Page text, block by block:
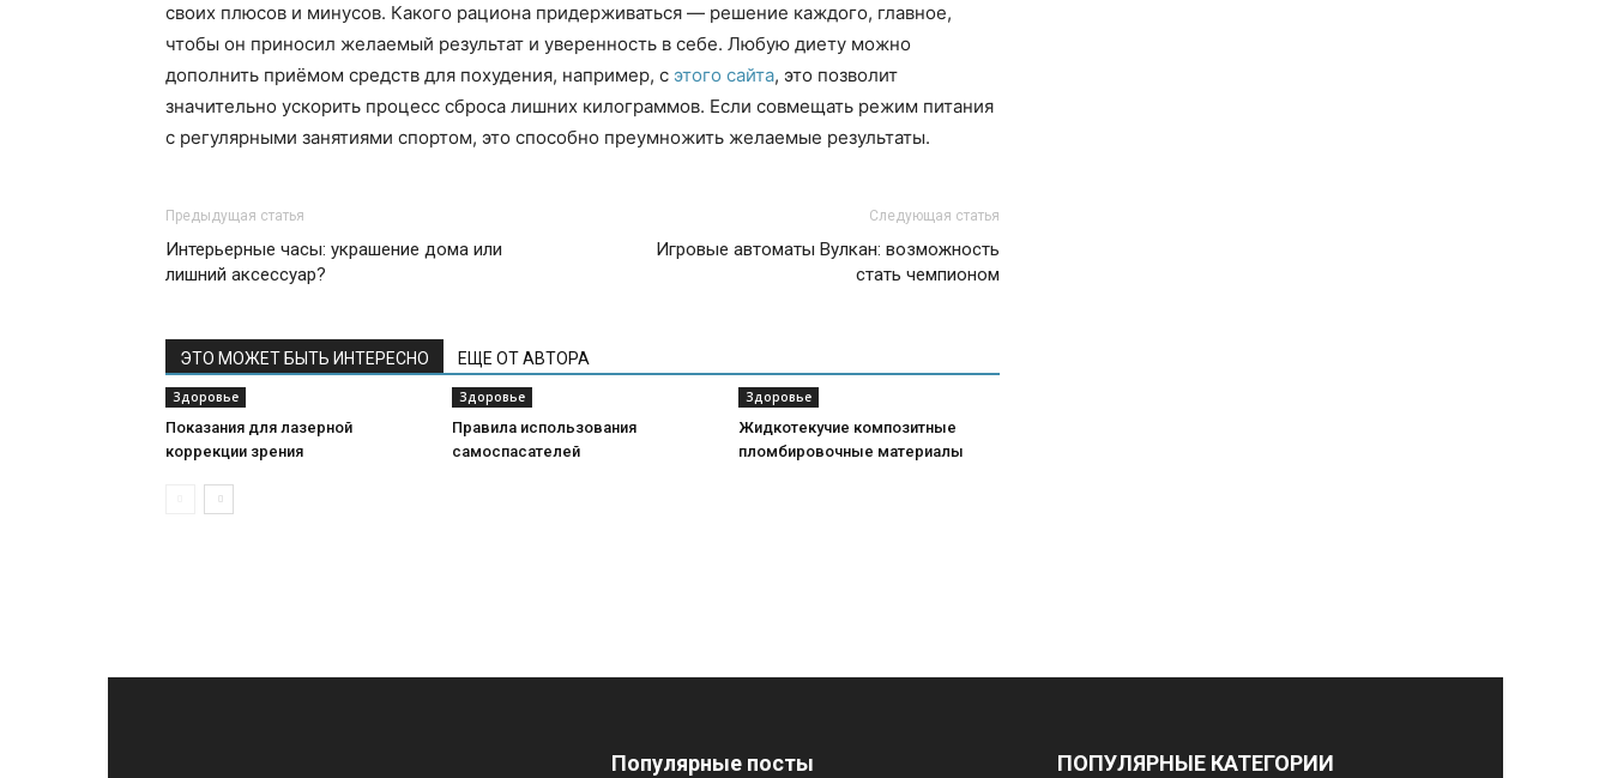
своих плюсов и минусов. Какого рациона придерживаться — решение каждого, главное,
чтобы он приносил желаемый результат и уверенность в себе. Любую диету можно
дополнить приёмом средств для похудения, например, с этого сайта, это позволит
значительно ускорить процесс сброса лишних килограммов. Если совмещать режим питания
с регулярными занятиями спортом, это способно преумножить желаемые результаты.
Предыдущая статья
Интерьерные часы: украшение дома или
лишний аксессуар?
Следующая статья
Игровые автоматы Вулкан: возможность
стать чемпионом
ЭТО МОЖЕТ БЫТЬ ИНТЕРЕСНО ЕЩЕ ОТ АВТОРА
Здоровье
Показания для лазерной
коррекции зрения
Здоровье
Правила использования
самоспасателей
Здоровье
Жидкотекучие композитные
пломбировочные материалы
Популярные посты ПОПУЛЯРНЫЕ КАТЕГОРИИ